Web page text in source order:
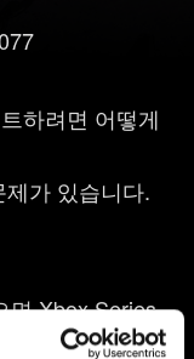
하려면 어떻게
가 있습니다.
면 Xbox Series
수 있나요?